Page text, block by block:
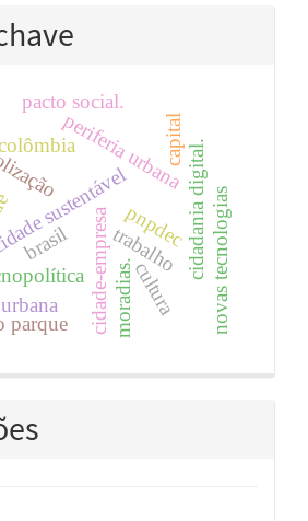
cidade-empresa
sustentável
periferia urbana
trabalho
capitalcidadania digital.
pacto social.
parque
pnpdec novas tecnologias
moradias.
brasil
cultura